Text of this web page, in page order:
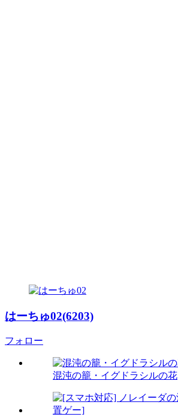
はーちゅ02(6203)
フォロー
混沌の籠・イグドラシルの花